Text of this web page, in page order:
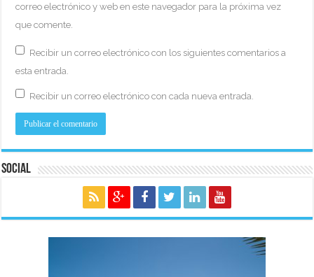
correo electrónico y web en este navegador para la próxima vez
que comente.
Recibir un correo electrónico con los siguientes comentarios a
esta entrada.
Recibir un correo electrónico con cada nueva entrada.
Social